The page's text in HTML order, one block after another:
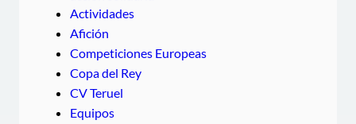
Actividades
Afición
Competiciones Europeas
Copa del Rey
CV Teruel
Equipos